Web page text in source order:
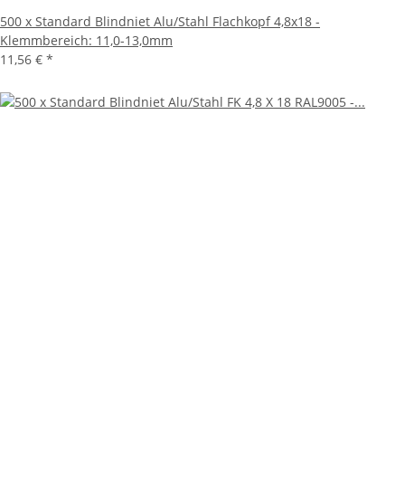
500 x Standard Blindniet Alu/Stahl Flachkopf 4,8x18 -
Klemmbereich: 11,0-13,0mm
11,56 € *